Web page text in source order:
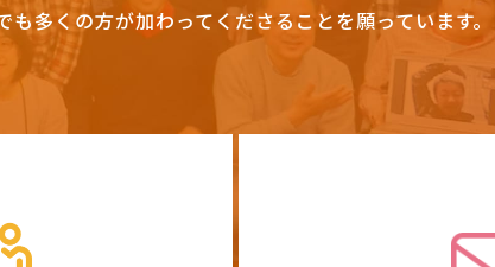
多くの方が加わってくださることを願っています。